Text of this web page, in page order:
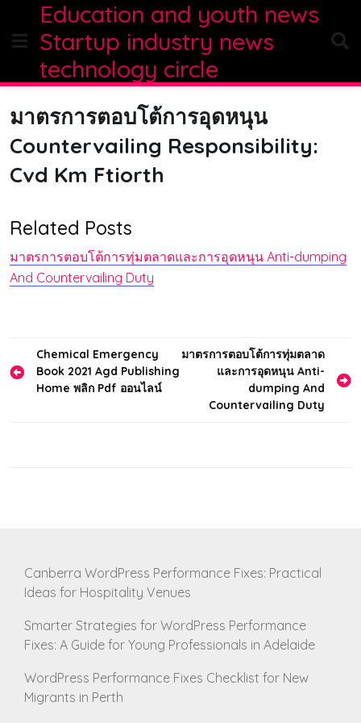
content
Education and youth news
Startup industry news
technology circle
มาตรการตอบโต้การอุดหนุน
Countervailing Responsibility:
Cvd Km Ftiorth
Related Posts
มาตรการตอบโต้การทุ่มตลาดและการอุดหนุน Anti-dumping
And Countervailing Duty
Post
navigation
Chemical Emergency
Book 2021 Agd Publishing
Home พลิก Pdf ออนไลน์
มาตรการตอบโต้การทุ่มตลาด
และการอุดหนุน Anti-
dumping And
Countervailing Duty
Canberra WordPress Performance Fixes: Practical
Ideas for Hospitality Venues
Smarter Strategies for WordPress Performance
Fixes: A Guide for Young Professionals in Adelaide
WordPress Performance Fixes Checklist for New
Migrants in Perth